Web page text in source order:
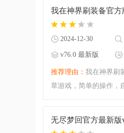
权，还可以开启增加
我在神界刷装备官方
2024-12-30
v76.0 最新版
推荐理由： 我在神界刷
草游戏，简单的操作，